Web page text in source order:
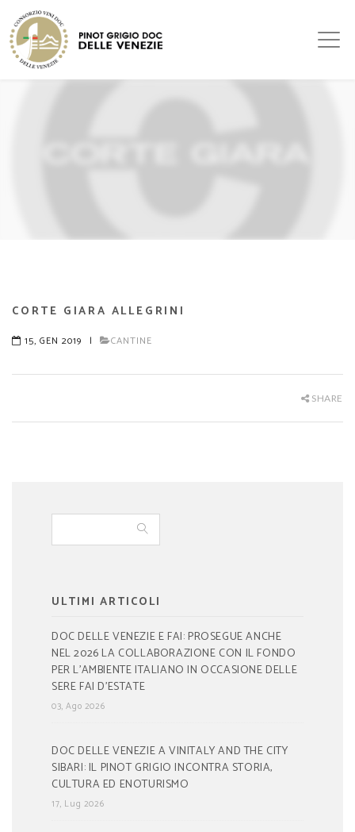
CORTE GIARA ALLEGRINI
15, GEN 2019 | CANTINE
SHARE
ULTIMI ARTICOLI
DOC DELLE VENEZIE E FAI: PROSEGUE ANCHE
NEL 2026 LA COLLABORAZIONE CON IL FONDO
PER L’AMBIENTE ITALIANO IN OCCASIONE DELLE
SERE FAI D’ESTATE
03, Ago 2026
DOC DELLE VENEZIE A VINITALY AND THE CITY
SIBARI: IL PINOT GRIGIO INCONTRA STORIA,
CULTURA ED ENOTURISMO
17, Lug 2026